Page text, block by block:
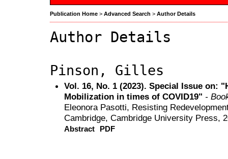
Publication Home > Advanced Search > Author Details
Author Details
Pinson, Gilles
Vol. 16, No. 1 (2023). Special Issue on:
Mobilization in times of COVID19" -
Eleonora Pasotti, Resisting
Cambridge, Cambridge University Press,
Abstract PDF